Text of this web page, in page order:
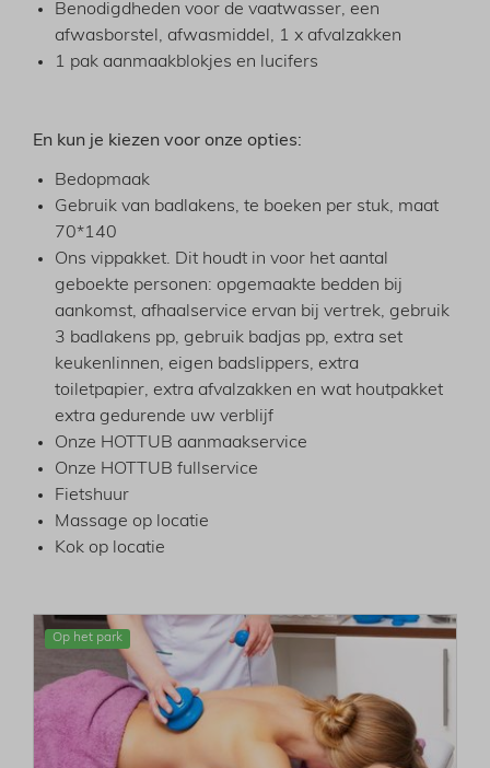
Benodigdheden voor de vaatwasser, een
afwasborstel, afwasmiddel, 1 x afvalzakken
1 pak aanmaakblokjes en lucifers
En kun je kiezen voor onze opties:
Bedopmaak
Gebruik van badlakens, te boeken per stuk, maat
70*140
Ons vippakket. Dit houdt in voor het aantal
geboekte personen: opgemaakte bedden bij
aankomst, afhaalservice ervan bij vertrek, gebruik
3 badlakens pp, gebruik badjas pp, extra set
keukenlinnen, eigen badslippers, extra
toiletpapier, extra afvalzakken en wat houtpakket
extra gedurende uw verblijf
Onze HOTTUB aanmaakservice
Onze HOTTUB fullservice
Fietshuur
Massage op locatie
Kok op locatie
Op het park